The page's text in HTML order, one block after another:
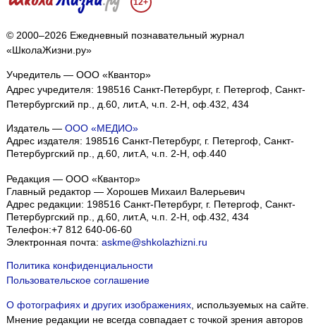
12+
© 2000–2026 Ежедневный познавательный журнал
«ШколаЖизни.ру»
Учредитель — ООО «Квантор»
Адрес учредителя: 198516 Санкт-Петербург, г. Петергоф, Санкт-
Петербургский пр., д.60, лит.А, ч.п. 2-Н, оф.432, 434
Издатель — ООО «МЕДИО»
Адрес издателя: 198516 Санкт-Петербург, г. Петергоф, Санкт-
Петербургский пр., д.60, лит.А, ч.п. 2-Н, оф.440
Редакция — ООО «Квантор»
Главный редактор — Хорошев Михаил Валерьевич
Адрес редакции: 198516 Санкт-Петербург, г. Петергоф, Санкт-
Петербургский пр., д.60, лит.А, ч.п. 2-Н, оф.432, 434
Телефон:+7 812 640-06-60
Электронная почта: askme@shkolazhizni.ru
Политика конфиденциальности
Пользовательское соглашение
О фотографиях и других изображениях, используемых на сайте.
Мнение редакции не всегда совпадает с точкой зрения авторов